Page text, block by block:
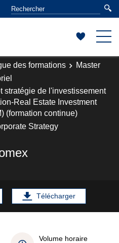
des formations
Master
stratégie de l'investissement
Real Estate Investment
(formation continue)
Strategy
Télécharger
Volume horaire